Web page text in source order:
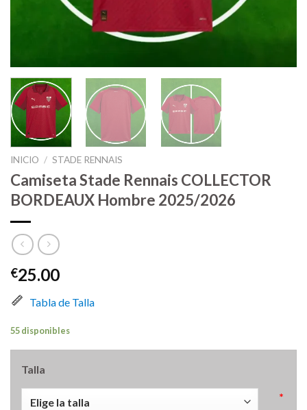
INICIO / STADE RENNAIS
Camiseta Stade Rennais COLLECTOR
BORDEAUX Hombre 2025/2026
€25.00
Tabla de Talla
55 disponibles
Talla
*